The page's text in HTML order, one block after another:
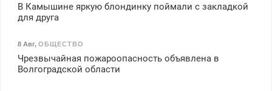
В Камышине яркую блондинку поймали с закладкой
для друга
8 Авг, ОБЩЕСТВО
Чрезвычайная пожароопасность объявлена в
Волгоградской области